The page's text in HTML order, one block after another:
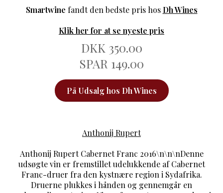
Smartwine fandt den bedste pris hos Dh Wines
Klik her for at se nyeste pris
DKK 350.00
SPAR 149.00
På Udsalg hos Dh Wines
Anthonij Rupert
Anthonij Rupert Cabernet Franc 2016\n\n\nDenne
udsøgte vin er fremstillet udelukkende af Cabernet
Franc-druer fra den kystnære region i Sydafrika.
Druerne plukkes i hånden og gennemgår en